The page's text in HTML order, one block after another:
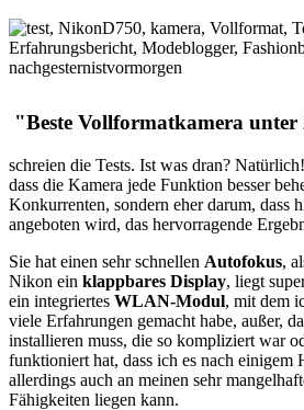
"Beste Vollformatkamera
schreien die Tests. Ist was dran?
dass die Kamera jede Funktion besser
Konkurrenten, sondern eher darum, dass
angeboten wird, das hervorragende
Sie hat einen sehr schnellen Autofokus,
Nikon ein klappbares Display, liegt
ein integriertes WLAN-Modul, mit dem
viele Erfahrungen gemacht habe, außer,
installieren muss, die so kompliziert war
funktioniert hat, dass ich es nach einigem
allerdings auch an meinen sehr
Fähigkeiten liegen kann.